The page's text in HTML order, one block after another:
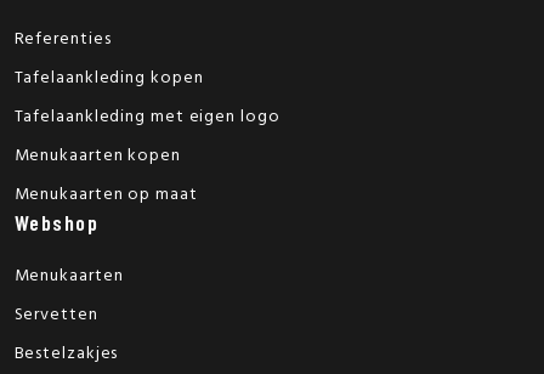
Referenties
Tafelaankleding kopen
Tafelaankleding met eigen logo
Menukaarten kopen
Menukaarten op maat
Webshop
Menukaarten
Servetten
Bestelzakjes